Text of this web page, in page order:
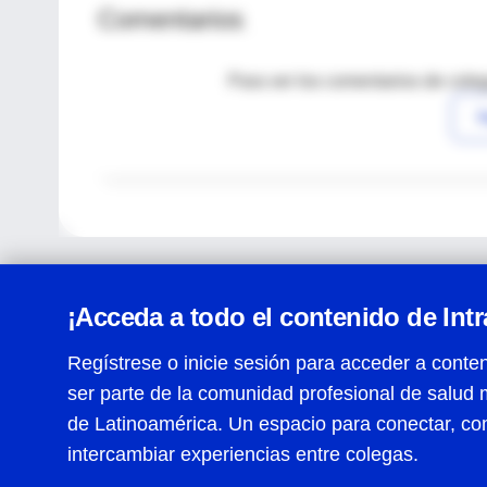
Comentarios
Para ver los comentarios de
¡Acceda a todo el contenido de
Regístrese o inicie sesión para acceder a
ser parte de la comunidad profesional de salud
de Latinoamérica. Un espacio para conectar,
intercambiar experiencias entre colegas.
Centro de Ayuda
Términos y condiciones| Políticas de privacidad